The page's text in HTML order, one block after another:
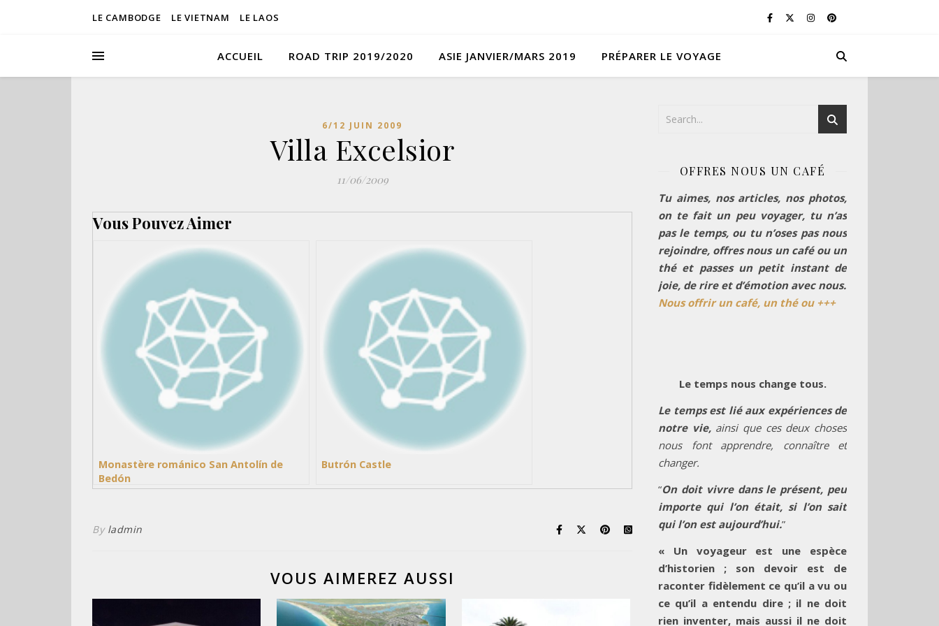
LE CAMBODGE LE VIETNAM LE LAOS
ACCUEIL ROAD TRIP 2019/2020 ASIE JANVIER/MARS 2019 PRÉPARER LE VOYAGE
6/12 JUIN 2009
Villa Excelsior
11/06/2009
Vous Pouvez Aimer
Monastère románico San Antolín de
Bedón
Butrón Castle
By ladmin
VOUS AIMEREZ AUSSI
OFFRES NOUS UN CAFÉ
Tu aimes, nos articles, nos photos,
on te fait un peu voyager, tu n’as
pas le temps, ou tu n’oses pas nous
rejoindre, offres nous un café ou un
thé et passes un petit instant de
joie, de rire et d’émotion avec nous.
Nous offrir un café, un thé ou +++
Le temps nous change tous.
Le temps est lié aux expériences de
notre vie, ainsi que ces deux choses
nous font apprendre, connaître et
changer.
“On doit vivre dans le présent, peu
importe qui l’on était, si l’on sait
qui l’on est aujourd’hui.”
« Un voyageur est une espèce
d’historien ; son devoir est de
raconter fidèlement ce qu’il a vu ou
ce qu’il a entendu dire ; il ne doit
rien inventer, mais aussi il ne doit